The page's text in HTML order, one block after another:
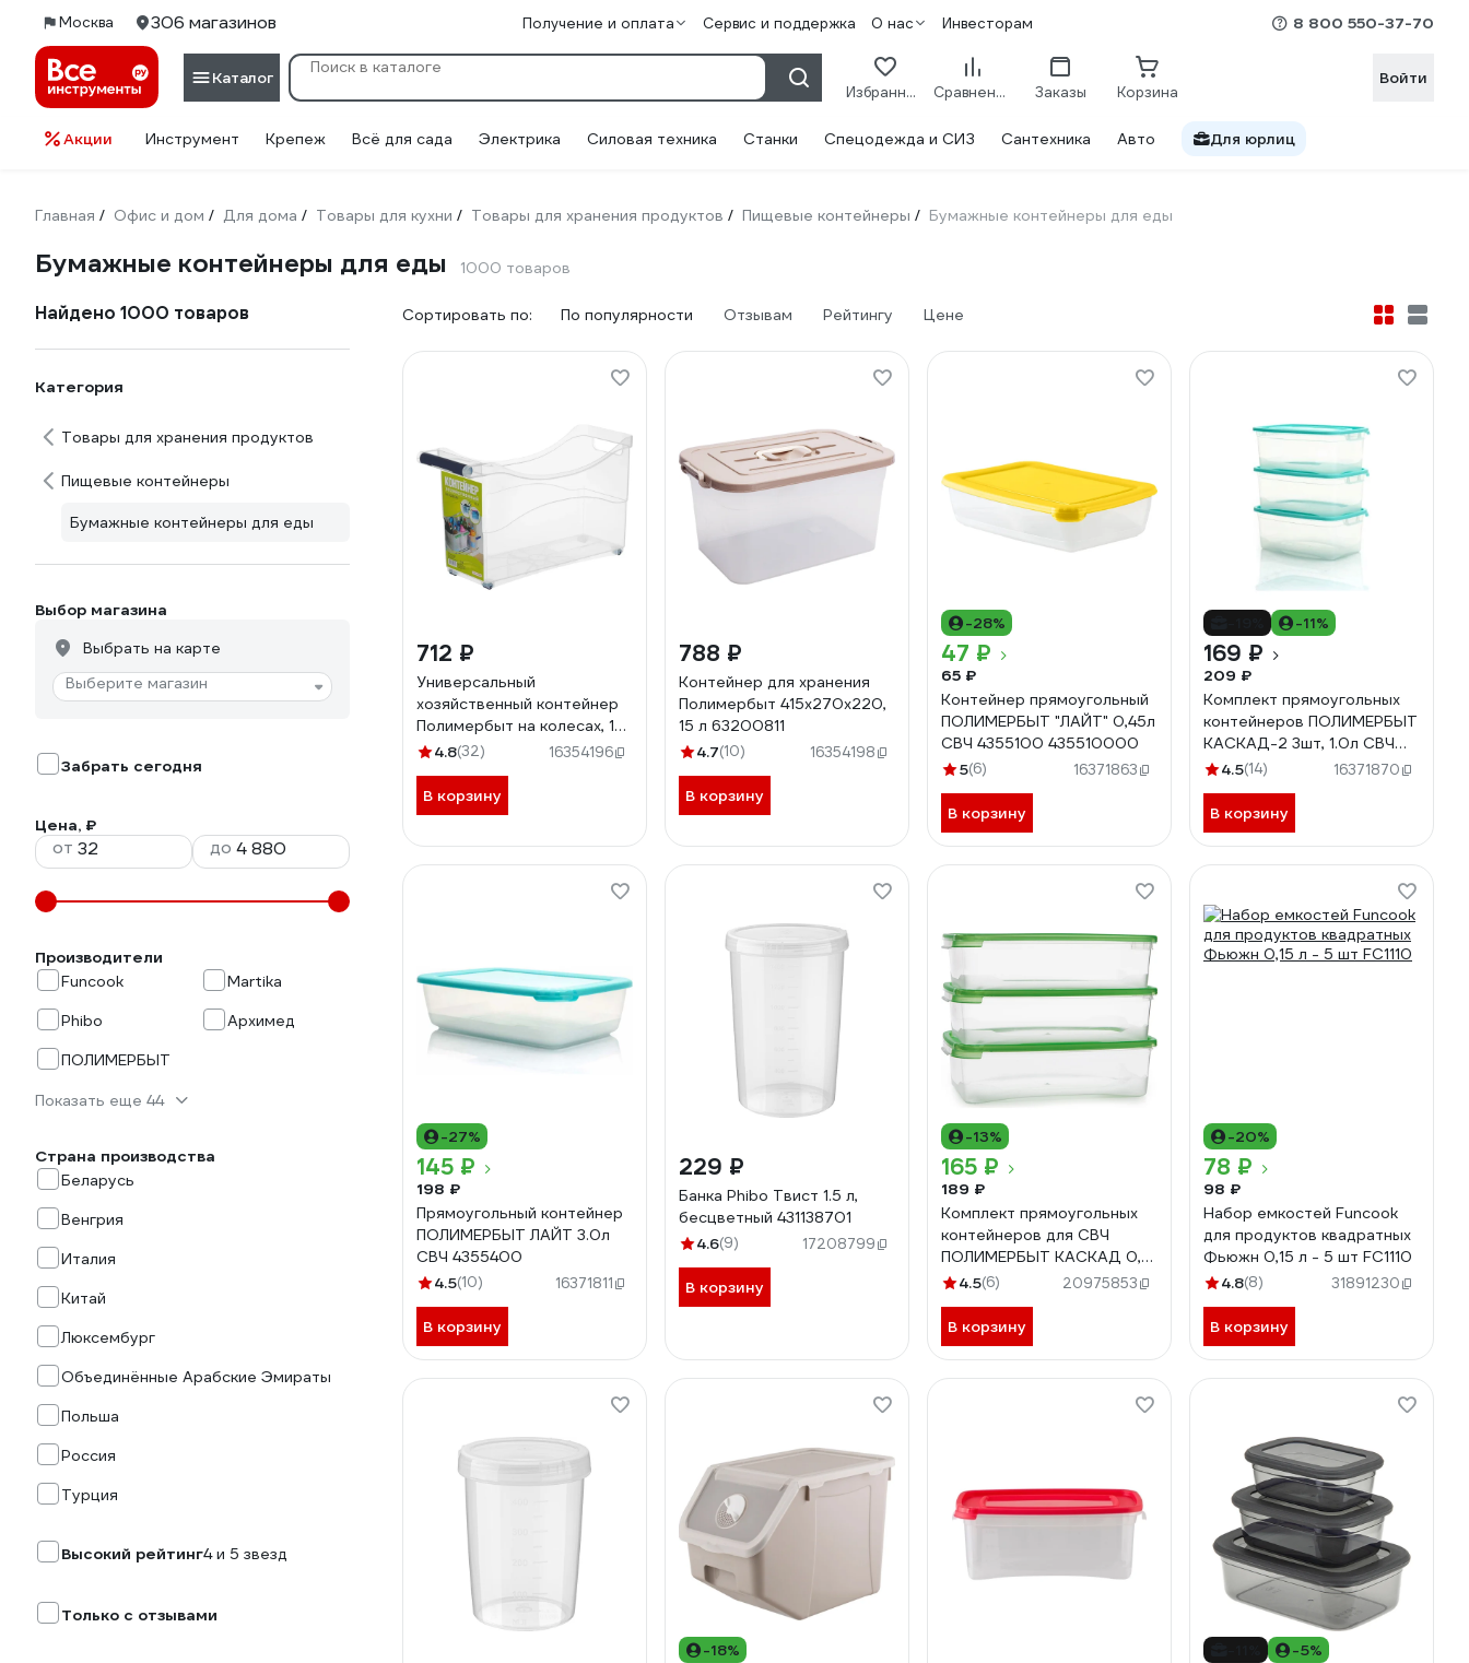
Москва 306 магазинов Получение и оплата Сервис и поддержка О нас Инвесторам 8 800 550-37-70
Каталог
Избранное Сравнение Заказы Корзина
Войти
Акции Инструмент Крепеж Всё для сада Электрика Силовая техника Станки Спецодежда и СИЗ Сантехника Авто Для юрлиц
Главная / Офис и дом / Для дома / Товары для кухни / Товары для хранения продуктов / Пищевые контейнеры / Бумажные контейнеры для еды
Бумажные контейнеры для еды 1000 товаров
Найдено 1000 товаров
Категория
Товары для хранения продуктов
Пищевые контейнеры
Бумажные контейнеры для еды
Выбор магазина
Выбрать на карте
Выберите магазин
Забрать сегодня
Цена, ₽
от до
Производители
Funcook
Martika
Phibo
Архимед
ПОЛИМЕРБЫТ
Показать еще 44
Страна производства
Беларусь
Венгрия
Италия
Китай
Люксембург
Объединённые Арабские Эмираты
Польша
Россия
Турция
Высокий рейтинг4 и 5 звезд
Только с отзывами
Сортировать по: По популярности Отзывам Рейтингу Цене
712 ₽
Универсальный
хозяйственный контейнер
Полимербыт на колесах, 10
л 63200823 438230000
4.8(32) 16354196
В корзину
788 ₽
Контейнер для хранения
Полимербыт 415х270х220,
15 л 63200811
4.7(10) 16354198
В корзину
-28%
47 ₽
65 ₽
Контейнер прямоугольный
ПОЛИМЕРБЫТ "ЛАЙТ" 0,45л
СВЧ 4355100 435510000
5(6) 16371863
В корзину
-11%
169 ₽
209 ₽
Комплект прямоугольных
контейнеров ПОЛИМЕРБЫТ
КАСКАД-2 3шт, 1.0л СВЧ
4357001
4.5(14) 16371870
В корзину
-27%
145 ₽
198 ₽
Прямоугольный контейнер
ПОЛИМЕРБЫТ ЛАЙТ 3.0л
СВЧ 4355400
4.5(10) 16371811
В корзину
229 ₽
Банка Phibo Твист 1.5 л,
бесцветный 431138701
4.6(9) 17208799
В корзину
-13%
165 ₽
189 ₽
Комплект прямоугольных
контейнеров для СВЧ
ПОЛИМЕРБЫТ КАСКАД 0,7
л из 3 шт 4354001
4.5(6) 20975853
В корзину
-20%
78 ₽
98 ₽
Набор емкостей Funcook
для продуктов квадратных
Фьюжн 0,15 л - 5 шт FC1110
4.8(8) 31891230
В корзину
-18% -5%